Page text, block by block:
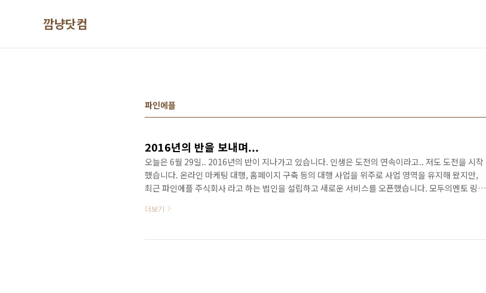
깜냥닷컴
파인에플
2016년의 반을 보내며...
오늘은 6월 29일.. 2016년의 반이 지나가고 있습니다. 인생은 도전의 연속이라고.. 저도 도전을 시작
했습니다. 온라인 마케팅 대행, 홈페이지 구축 등의 대행 사업을 위주로 사업 영역을 유지해 왔지만,
최근 파인에플 주식회사 라고 하는 법인을 설립하고 새로운 서비스를 오픈했습니다. 모두의멘토 링플
요. 아직은 멘토링 이라는 시장이 활성화되어 있지 않아서 일지도 모릅니다. 스타트업이 왜 그렇게 어
고, 하자니 돈이 안벌리니 말입니다. 그래도 2016년에는 새로운 일을 시작하게 되어 희망이 넘칩니
더보기